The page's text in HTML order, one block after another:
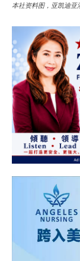
本社资料图，亚凯迪亚